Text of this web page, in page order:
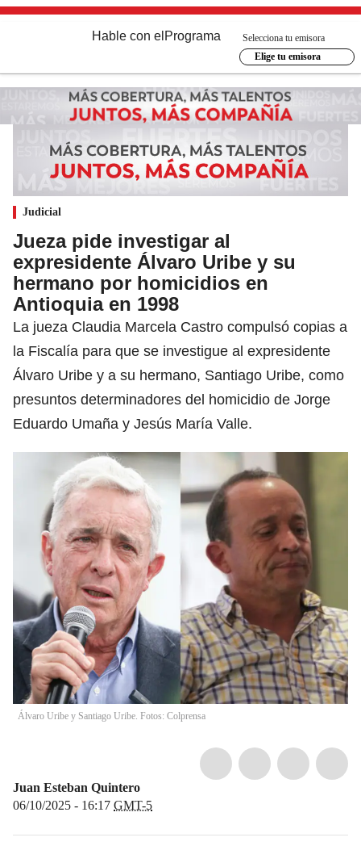
Hable con el Programa
Selecciona tu emisora
Elige tu emisora
Judicial
Jueza pide investigar al
expresidente Álvaro Uribe y su
hermano por homicidios en
Antioquia en 1998
La jueza Claudia Marcela Castro compulsó copias a
la Fiscalía para que se investigue al expresidente
Álvaro Uribe y a su hermano, Santiago Uribe, como
presuntos determinadores del homicidio de Jorge
Eduardo Umaña y Jesús María Valle.
Álvaro Uribe y Santiago Uribe. Fotos: Colprensa
Juan Esteban Quintero
06/10/2025 - 16:17 GMT-5